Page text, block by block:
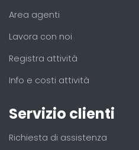
Area agenti
Lavora con noi
Registra attività
Info e costi attività
Servizio clienti
Richiesta di assistenza